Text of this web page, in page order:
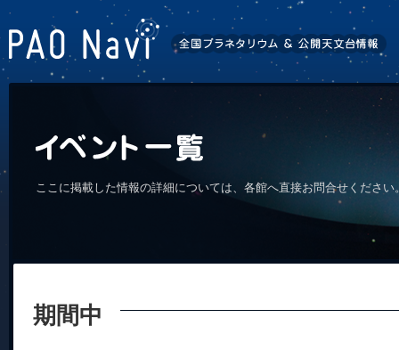
ここに掲載した情報の詳細については、各館へ直接お問合せくださ
期間中